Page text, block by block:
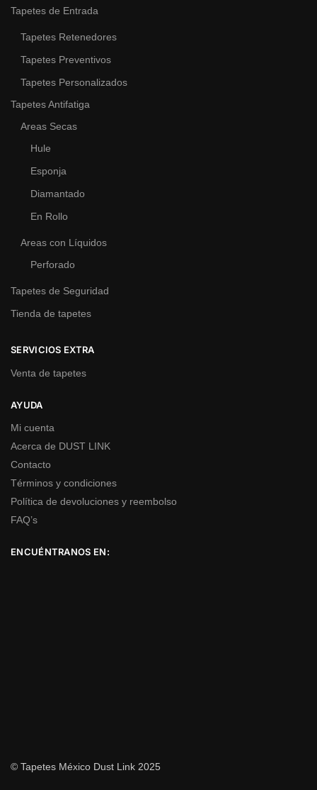
Tapetes de Entrada
Tapetes Retenedores
Tapetes Preventivos
Tapetes Personalizados
Tapetes Antifatiga
Areas Secas
Hule
Esponja
Diamantado
En Rollo
Areas con Líquidos
Perforado
Tapetes de Seguridad
Tienda de tapetes
SERVICIOS EXTRA
Venta de tapetes
AYUDA
Mi cuenta
Acerca de DUST LINK
Contacto
Términos y condiciones
Política de devoluciones y reembolso
FAQ’s
ENCUÉNTRANOS EN:
© Tapetes México Dust Link 2025